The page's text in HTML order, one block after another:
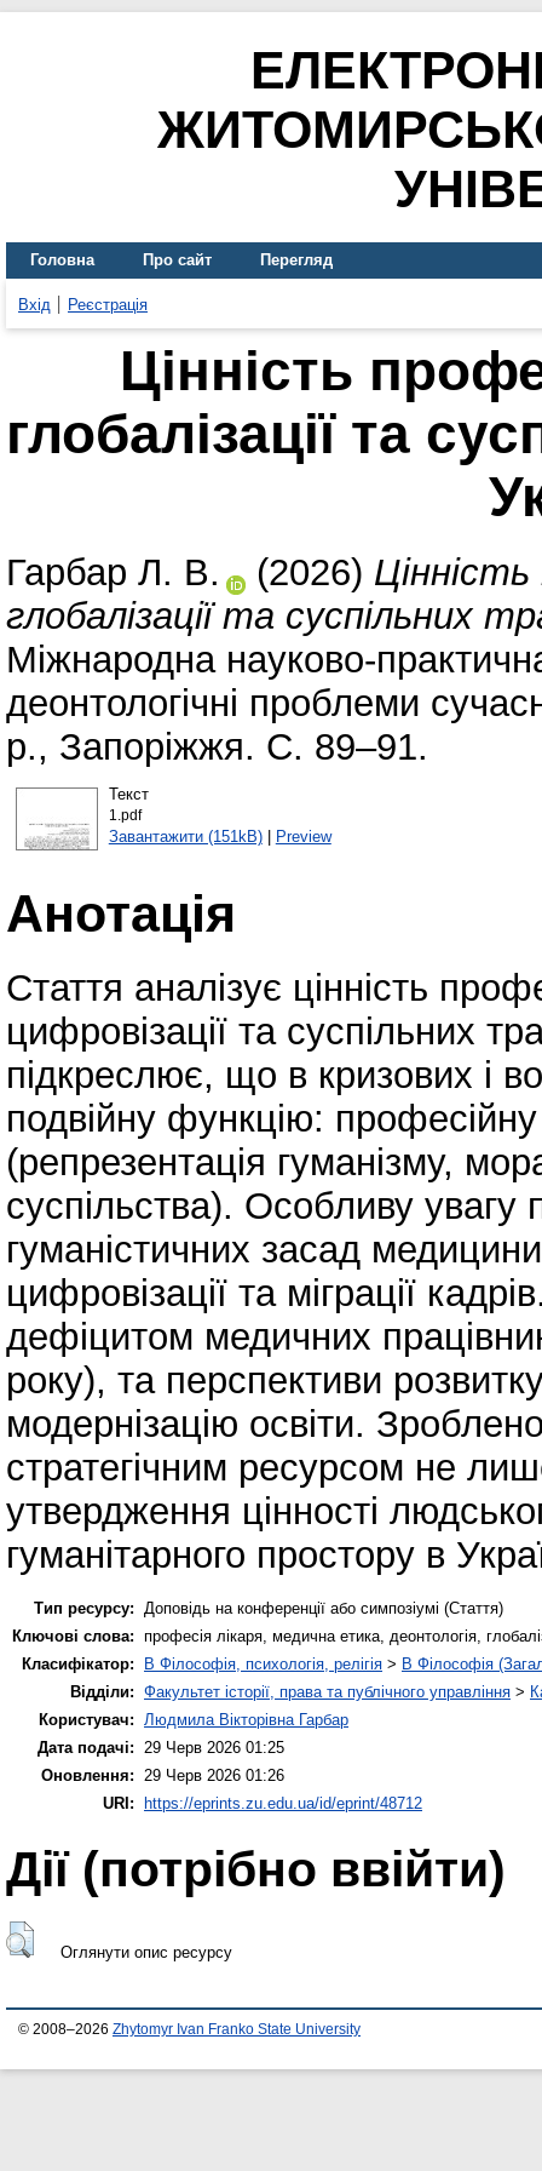
Головна Про сайт Перегляд
Вхід Реєстрація
Цінність
глобалізації та
Гарбар Л. В. (2026) Цінність
глобалізації та суспільних
Міжнародна науково-
деонтологічні проблеми
р., Запоріжжя. С. 89–91.
Текст
1.pdf
Завантажити (151kB)| Preview
Анотація
Стаття аналізує цінність
цифровізації та суспільних
підкреслює, що в кризових і
подвійну функцію:
(репрезентація гуманізму,
суспільства). Особливу
гуманістичних засад
цифровізації та міграції
дефіцитом медичних
року), та перспективи
модернізацію освіти.
стратегічним ресурсом не
утвердження цінності
гуманітарного простору в
Тип ресурсу:
Доповідь на конференції або симпозіумі (Стаття)
Ключові слова: професія лікаря, медична етика, деонтологія,
Класифікатор:
B Філософія, психологія, релігія > B Філософія
Відділи: Факультет історії, права та публічного управління >
Користувач:
Людмила Вікторівна Гарбар
Дата подачі:
29 Черв 2026 01:25
Оновлення:
29 Черв 2026 01:26
URI: https://eprints.zu.edu.ua/id/eprint/48712
Дії ​​(потрібно ввійти)
Оглянути опис ресурсу
© 2008–2026 Zhytomyr Ivan Franko State University